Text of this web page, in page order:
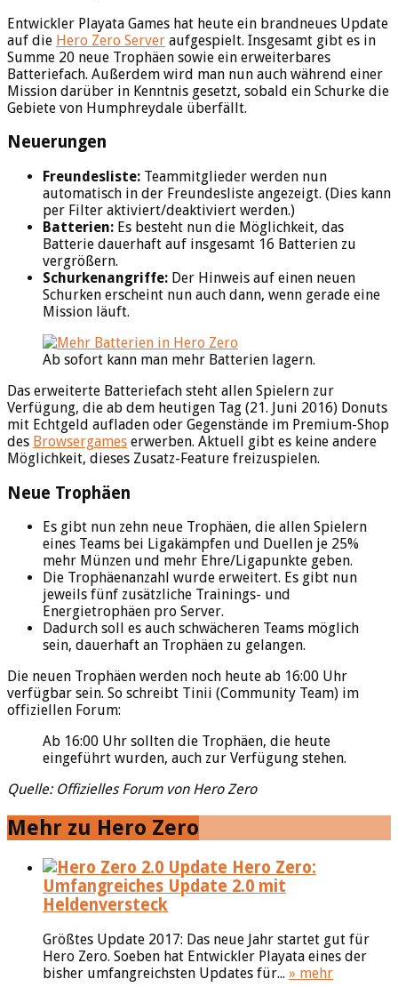
Entwickler Playata Games hat heute ein brandneues Update
auf die Hero Zero Server aufgespielt. Insgesamt gibt es in
Summe 20 neue Trophäen sowie ein erweiterbares
Batteriefach. Außerdem wird man nun auch während einer
Mission darüber in Kenntnis gesetzt, sobald ein Schurke die
Gebiete von Humphreydale überfällt.
Neuerungen
Freundesliste: Teammitglieder werden nun
automatisch in der Freundesliste angezeigt. (Dies kann
per Filter aktiviert/deaktiviert werden.)
Batterien: Es besteht nun die Möglichkeit, das
Batterie dauerhaft auf insgesamt 16 Batterien zu
vergrößern.
Schurkenangriffe: Der Hinweis auf einen neuen
Schurken erscheint nun auch dann, wenn gerade eine
Mission läuft.
Ab sofort kann man mehr Batterien lagern.
Das erweiterte Batteriefach steht allen Spielern zur
Verfügung, die ab dem heutigen Tag (21. Juni 2016) Donuts
mit Echtgeld aufladen oder Gegenstände im Premium-Shop
des Browsergames erwerben. Aktuell gibt es keine andere
Möglichkeit, dieses Zusatz-Feature freizuspielen.
Neue Trophäen
Es gibt nun zehn neue Trophäen, die allen Spielern
eines Teams bei Ligakämpfen und Duellen je 25%
mehr Münzen und mehr Ehre/Ligapunkte geben.
Die Trophäenanzahl wurde erweitert. Es gibt nun
jeweils fünf zusätzliche Trainings- und
Energietrophäen pro Server.
Dadurch soll es auch schwächeren Teams möglich
sein, dauerhaft an Trophäen zu gelangen.
Die neuen Trophäen werden noch heute ab 16:00 Uhr
verfügbar sein. So schreibt Tinii (Community Team) im
offiziellen Forum:
Ab 16:00 Uhr sollten die Trophäen, die heute
eingeführt wurden, auch zur Verfügung stehen.
Quelle: Offizielles Forum von Hero Zero
Mehr zu Hero Zero
Hero Zero:
Umfangreiches Update 2.0 mit
Heldenversteck
Größtes Update 2017: Das neue Jahr startet gut für
Hero Zero. Soeben hat Entwickler Playata eines der
bisher umfangreichsten Updates für... » mehr